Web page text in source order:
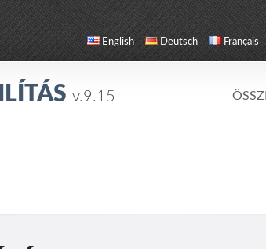
English Deutsch Français
v.9.15